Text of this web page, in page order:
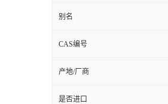
别名
CAS编号
产地/厂商
是否进口